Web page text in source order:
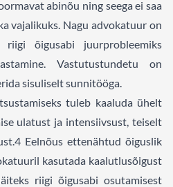
abinõu ning seega ei saa
vajalikuks. Nagu advokatuur on
õigusabi juurprobleemiks
Vastutustundetu on
sisuliselt sunnitööga.
tuleb kaaluda ühelt
ulatust ja intensiivsust, teiselt
4Eelnõus ettenähtud õiguslik
kasutada kaalutlusõigust
riigi õigusabi osutamisest